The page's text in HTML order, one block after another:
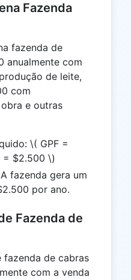
Fazenda
fazenda de
anualmente com
de leite,
com
e outras
\( GPF =
= $2.500 \)
A fazenda gera um
por ano.
Fazenda de
fazenda de cabras
com a venda